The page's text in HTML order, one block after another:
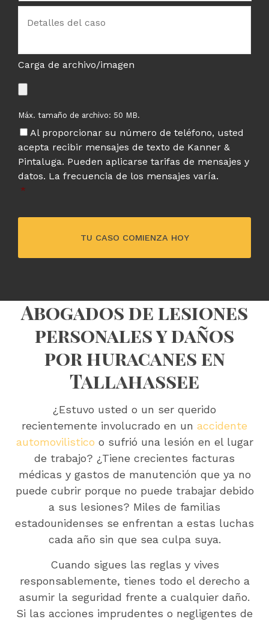
Abogados de lesiones
personales y daños
por huracanes en
Tallahassee
¿Estuvo usted o un ser querido
recientemente involucrado en un accidente
automovilistico o sufrió una lesión en el lugar
de trabajo? ¿Tiene crecientes facturas
médicas y gastos de manutención que ya no
puede cubrir porque no puede trabajar debido
a sus lesiones? Miles de familias
estadounidenses se enfrentan a estas luchas
cada año sin que sea culpa suya.
Cuando sigues las reglas y vives
responsablemente, tienes todo el derecho a
asumir la seguridad frente a cualquier daño.
Si las acciones imprudentes o negligentes de
servicio
del
Carga de archivo/imagen
Máx. tamaño de archivo: 50 MB.
Al proporcionar su número de teléfono, usted
acepta recibir mensajes de texto de Kanner &
Pintaluga. Pueden aplicarse tarifas de mensajes y
datos. La frecuencia de los mensajes varía.
*